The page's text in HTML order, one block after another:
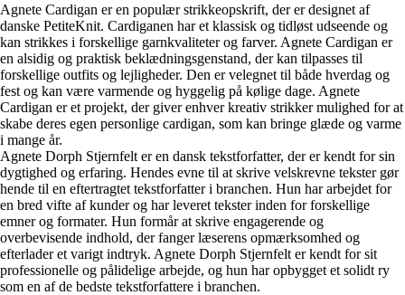
Agnete Cardigan er en populær strikkeopskrift, der er designet af
danske PetiteKnit. Cardiganen har et klassisk og tidløst udseende og
kan strikkes i forskellige garnkvaliteter og farver. Agnete Cardigan er
en alsidig og praktisk beklædningsgenstand, der kan tilpasses til
forskellige outfits og lejligheder. Den er velegnet til både hverdag og
fest og kan være varmende og hyggelig på kølige dage. Agnete
Cardigan er et projekt, der giver enhver kreativ strikker mulighed for at
skabe deres egen personlige cardigan, som kan bringe glæde og varme
i mange år.
Agnete Dorph Stjernfelt er en dansk tekstforfatter, der er kendt for sin
dygtighed og erfaring. Hendes evne til at skrive velskrevne tekster gør
hende til en eftertragtet tekstforfatter i branchen. Hun har arbejdet for
en bred vifte af kunder og har leveret tekster inden for forskellige
emner og formater. Hun formår at skrive engagerende og
overbevisende indhold, der fanger læserens opmærksomhed og
efterlader et varigt indtryk. Agnete Dorph Stjernfelt er kendt for sit
professionelle og pålidelige arbejde, og hun har opbygget et solidt ry
som en af de bedste tekstforfattere i branchen.